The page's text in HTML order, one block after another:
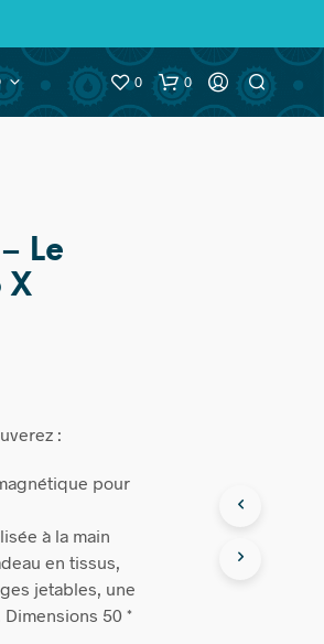
0 0
Le
X
:
pour
à la main
en tissus,
jetables, une
50 *